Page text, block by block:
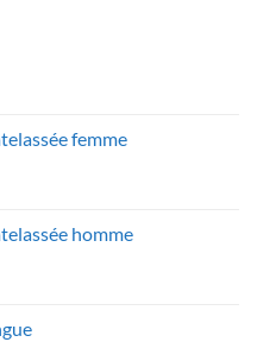
femme
€.
homme